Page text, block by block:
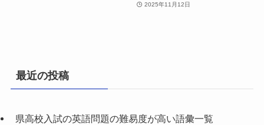
2025年11月12日
最近の投稿
県高校入試の英語問題の難易度が高い語彙一覧